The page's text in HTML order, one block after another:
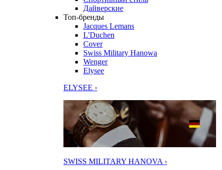
Дайверские
Топ-бренды
Jacques Lemans
L'Duchen
Cover
Swiss Military Hanowa
Wenger
Elysee
ELYSEE ›
SWISS MILITARY HANOVA ›